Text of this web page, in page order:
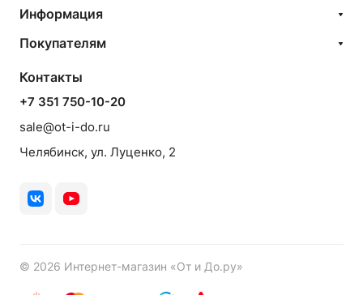
Информация
Покупателям
Контакты
+7 351 750-10-20
sale@ot-i-do.ru
Челябинск, ул. Луценко, 2
© 2026 Интернет-магазин «От и До.ру»